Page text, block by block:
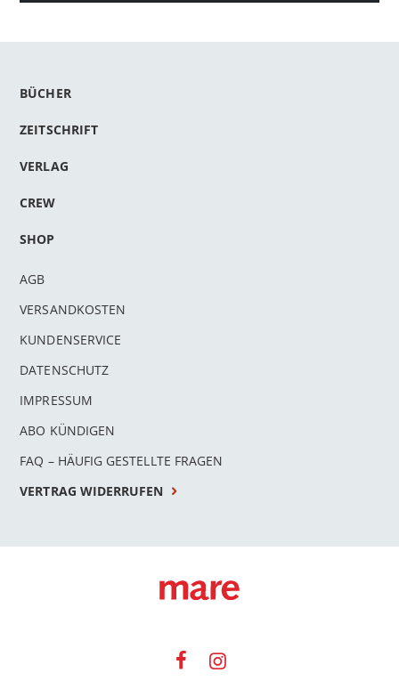
BÜCHER
ZEITSCHRIFT
VERLAG
CREW
SHOP
AGB
VERSANDKOSTEN
KUNDENSERVICE
DATENSCHUTZ
IMPRESSUM
ABO KÜNDIGEN
FAQ – HÄUFIG GESTELLTE FRAGEN
VERTRAG WIDERRUFEN